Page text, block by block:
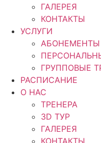
ГАЛЕРЕЯ
КОНТАКТЫ
УСЛУГИ
АБОНЕМЕНТЫ
ГРУППОВЫЕ
РАСПИСАНИЕ
О НАС
ТРЕНЕРА
3D ТУР
ГАЛЕРЕЯ
КОНТАКТЫ